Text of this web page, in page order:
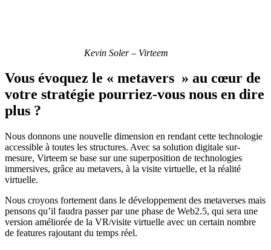
Kevin Soler – Virteem
Vous évoquez le « metavers » au cœur de
votre stratégie pourriez-vous nous en dire
plus ?
Nous donnons une nouvelle dimension en rendant cette technologie
accessible à toutes les structures. Avec sa solution digitale sur-
mesure, Virteem se base sur une superposition de technologies
immersives, grâce au metavers, à la visite virtuelle, et la réalité
virtuelle.
Nous croyons fortement dans le développement des metaverses mais
pensons qu’il faudra passer par une phase de Web2.5, qui sera une
version améliorée de la VR/visite virtuelle avec un certain nombre
de features rajoutant du temps réel.